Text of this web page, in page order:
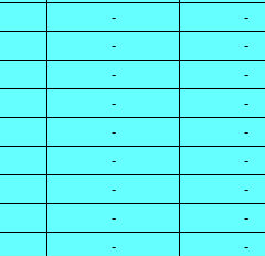
-
-
-
-
-
-
-
-
-
-
-
-
-
-
-
-
- -